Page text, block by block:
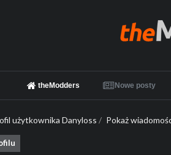
theModders Nowe posty
użytkownika Danyloss / Pokaż